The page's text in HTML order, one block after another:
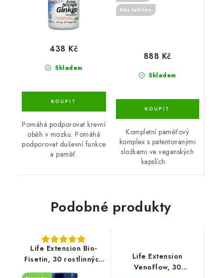
Skladem
438 Kč
Pomáhá podporovat krevní
oběh v mozku. Pomáhá
podporovat duševní funkce
a paměť.
Bez laktózy
Skladem
888 Kč
Kompletní paměťový
komplex s patentovanými
složkami ve veganských
kapslích.
Podobné produkty
Life Extension Bio-
Fisetin, 30 rostlinných
kapslí
Life Extension
VenoFlow, 30